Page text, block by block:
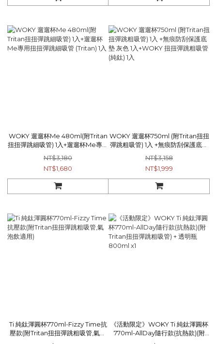
WOKY 遛遛杯Me 480ml(附Tritan
扭扭彈跳細吸管) 1入+遛遛杯Me專用
扭扭彈跳細吸管 (Tritan) 1入
NT$3,180
NT$1,680
WOKY 遛遛杯750ml (附Tritan扭扭
彈跳粗吸管) 1入 +無痕防刮保護底墊
灰色 1入+WOKY 扭扭彈跳粗吸管(純
鈦) 1入
NT$3,158
NT$1,999
Ti 純鈦渾圓杯770ml-Fizzy Time抗
壓款(附Tritan扭扭彈跳粗吸管,氣泡
飲適用)
《活動限定》WOKY Ti 純鈦渾圓杯
770ml-AllDay隨行款(抗熱款)(附
Tritan扭扭彈跳粗吸管) + 透明瓶